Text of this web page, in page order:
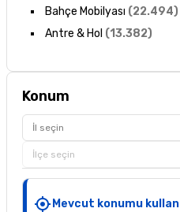
Bahçe Mobilyası (22.494)
Antre & Hol (13.382)
Konum
İl seçin
İlçe seçin
Mevcut konumu kullan